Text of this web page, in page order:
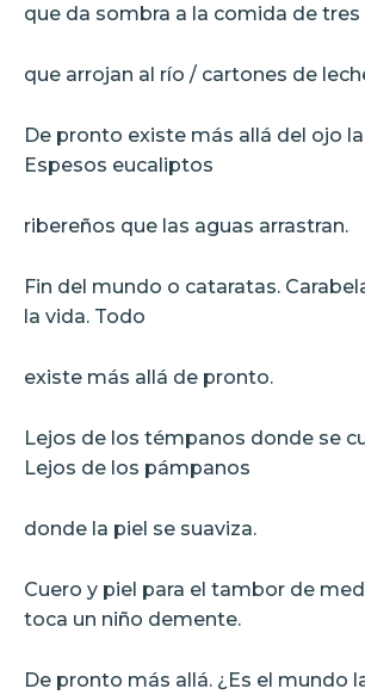
que da sombra a la comida de
que arrojan al río / cartones de
De pronto existe más allá del ojo
Espesos eucaliptos
ribereños que las aguas arrastran.
Fin del mundo o cataratas.
la vida. Todo
existe más allá de pronto.
Lejos de los témpanos donde se
Lejos de los pámpanos
donde la piel se suaviza.
Cuero y piel para el tambor de
toca un niño demente.
De pronto más allá. ¿Es el mundo